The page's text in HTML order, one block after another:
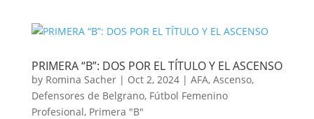
PRIMERA “B”: DOS POR EL TÍTULO Y EL ASCENSO
by Romina Sacher| Oct 2, 2024| AFA, Ascenso,
Defensores de Belgrano, Fútbol Femenino
Profesional, Primera "B"